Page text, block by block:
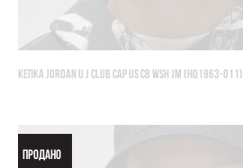
КЕПКА JORDAN U J CLUB CAP US CB WSH JM (HQ1963-011)
ПРОДАНО